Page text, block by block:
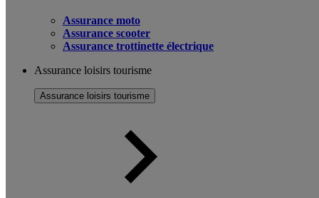
Assurance moto
Assurance scooter
Assurance trottinette électrique
Assurance loisirs tourisme
Assurance loisirs tourisme